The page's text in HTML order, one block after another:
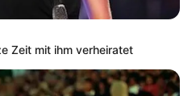
Zeit mit ihm verheiratet